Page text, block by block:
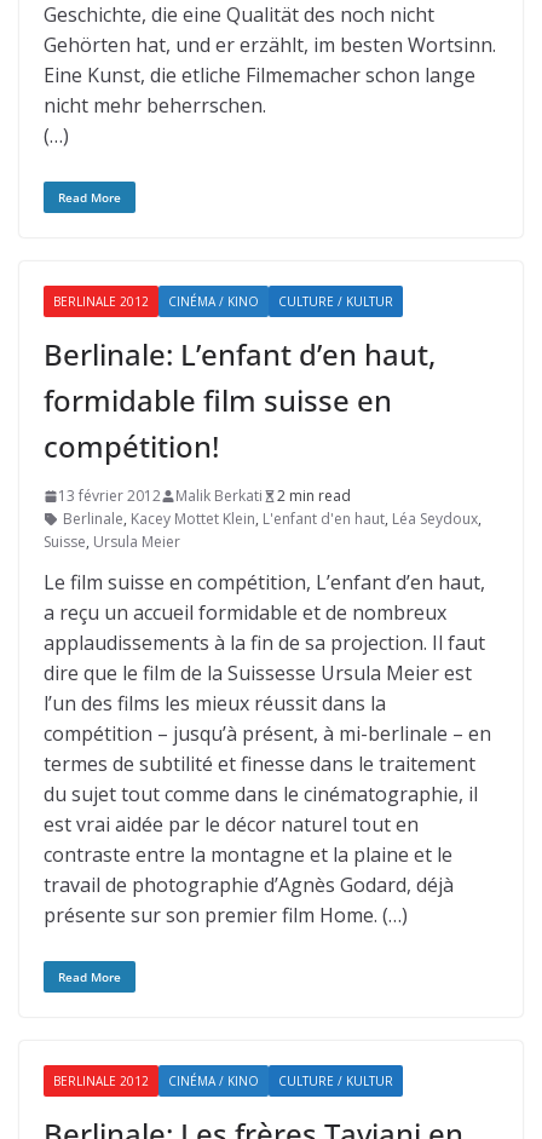
Geschichte, die eine Qualität des noch nicht
Gehörten hat, und er erzählt, im besten Wortsinn.
Eine Kunst, die etliche Filmemacher schon lange
nicht mehr beherrschen.
(…)
Read More
BERLINALE 2012 CINÉMA / KINO CULTURE / KULTUR
Berlinale: L’enfant d’en haut,
formidable film suisse en
compétition!
13 février 2012 Malik Berkati
2 min read
Berlinale, Kacey Mottet Klein, L'enfant d'en haut, Léa Seydoux,
Suisse, Ursula Meier
Le film suisse en compétition, L’enfant d’en haut,
a reçu un accueil formidable et de nombreux
applaudissements à la fin de sa projection. Il faut
dire que le film de la Suissesse Ursula Meier est
l’un des films les mieux réussit dans la
compétition – jusqu’à présent, à mi-berlinale – en
termes de subtilité et finesse dans le traitement
du sujet tout comme dans le cinématographie, il
est vrai aidée par le décor naturel tout en
contraste entre la montagne et la plaine et le
travail de photographie d’Agnès Godard, déjà
présente sur son premier film Home. (…)
Read More
BERLINALE 2012 CINÉMA / KINO CULTURE / KULTUR